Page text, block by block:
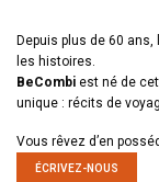
Depuis plus de 60
les histoires.
BeCombi est né de
unique : récits de
Vous rêvez d’en
ÉCRIVEZ-NOUS